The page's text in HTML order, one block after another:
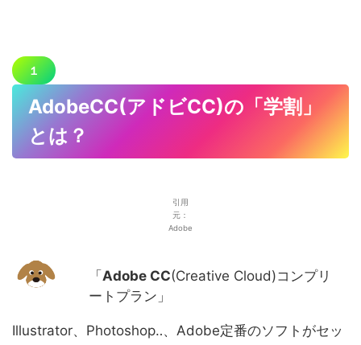
１
AdobeCC(アドビCC)の「学割」
とは？
引用
元：
Adobe
「Adobe CC(Creative Cloud)コンプリ
ートプラン」
Illustrator、Photoshop‥、Adobe定番のソフトがセッ